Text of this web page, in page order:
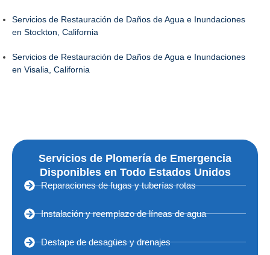
Servicios de Restauración de Daños de Agua e Inundaciones
en Stockton, California
Servicios de Restauración de Daños de Agua e Inundaciones
en Visalia, California
Servicios de Plomería de Emergencia
Disponibles en Todo Estados Unidos
Reparaciones de fugas y tuberías rotas
Instalación y reemplazo de líneas de agua
Destape de desagües y drenajes